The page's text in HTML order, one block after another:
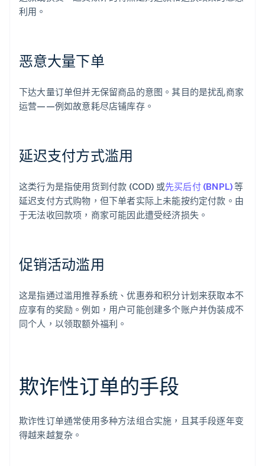
利用。
恶意大量下单
下达大量订单但并无保留商品的意图。其目的是扰乱商家
运营——例如故意耗尽店铺库存。
延迟支付方式滥用
这类行为是指使用货到付款 (COD) 或先买后付 (BNPL)等
延迟支付方式购物，但下单者实际上未能按约定付款。由
于无法收回款项，商家可能因此遭受经济损失。
促销活动滥用
这是指通过滥用推荐系统、优惠券和积分计划来获取本不
应享有的奖励。例如，用户可能创建多个账户并伪装成不
同个人，以领取额外福利。
欺诈性订单的手段
欺诈性订单通常使用多种方法组合实施，且其手段逐年变
得越来越复杂。